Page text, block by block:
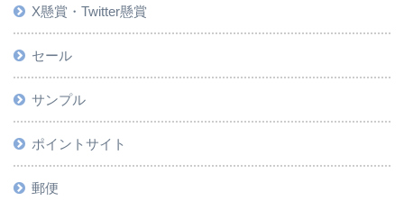
X懸賞・Twitter懸賞
セール
サンプル
ポイントサイト
郵便